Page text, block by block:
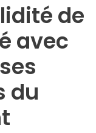
de
avec
du